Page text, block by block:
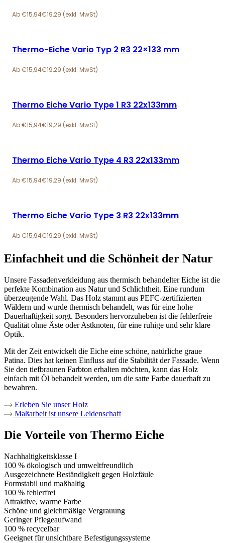
€15,94€19,29
Thermo-Eiche Vario Typ 2 R3 22×133 mm
€15,94€19,29
Thermo Eiche Vario Type 1 R3 22x133mm
€15,94€19,29
Thermo Eiche Vario Type 4 R3 22x133mm
€15,94€19,29
Thermo Eiche Vario Type 3 R3 22x133mm
€15,94€19,29
Einfachheit und die Schönheit der Natur
Unsere Fassadenverkleidung aus thermisch behandelter Eiche ist die
perfekte Kombination aus Natur und Schlichtheit. Eine rundum
überzeugende Wahl. Das Holz stammt aus PEFC-zertifizierten
Wäldern und wurde thermisch behandelt, was für eine hohe
Dauerhaftigkeit sorgt. Besonders hervorzuheben ist die fehlerfreie
Qualität ohne Äste oder Astknoten, für eine ruhige und sehr klare
Optik.
Mit der Zeit entwickelt die Eiche eine schöne, natürliche graue
Patina. Dies hat keinen Einfluss auf die Stabilität der Fassade. Wenn
Sie den tiefbraunen Farbton erhalten möchten, kann das Holz
einfach mit Öl behandelt werden, um die satte Farbe dauerhaft zu
bewahren.
Erleben Sie unser Holz
Maßarbeit ist unsere Leidenschaft
Die Vorteile von Thermo Eiche
Nachhaltigkeitsklasse I
100 % ökologisch und umweltfreundlich
Ausgezeichnete Beständigkeit gegen Holzfäule
Formstabil und maßhaltig
100 % fehlerfrei
Attraktive, warme Farbe
Schöne und gleichmäßige Vergrauung
Geringer Pflegeaufwand
100 % recycelbar
Geeignet für unsichtbare Befestigungssysteme